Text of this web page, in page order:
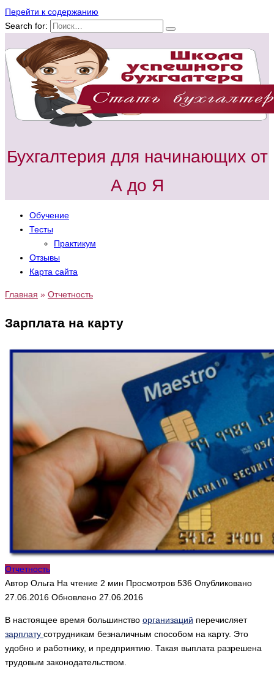
Перейти к содержанию
Search for:
Бухгалтерия для начинающих от
А до Я
Обучение
Тесты
Практикум
Отзывы
Карта сайта
Главная » Отчетность
Зарплата на карту
Отчетность
Автор Ольга На чтение 2 мин Просмотров 536 Опубликовано
27.06.2016 Обновлено 27.06.2016
В настоящее время большинство организаций перечисляет
зарплату сотрудникам безналичным способом на карту. Это
удобно и работнику, и предприятию. Такая выплата разрешена
трудовым законодательством.